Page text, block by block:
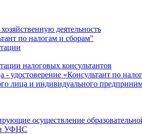
деятельность
по налогам и сборам"
налоговых консультантов
- удостоверение «Консультант по
лица и индивидуального
осуществление
и УФНС